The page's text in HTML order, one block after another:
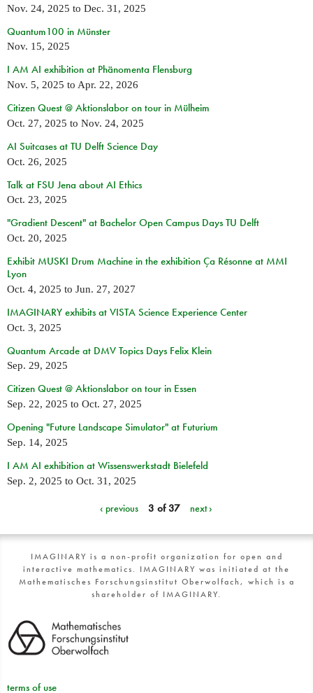
Nov. 24, 2025 to Dec. 31, 2025
Quantum100 in Münster
Nov. 15, 2025
I AM AI exhibition at Phänomenta Flensburg
Nov. 5, 2025 to Apr. 22, 2026
Citizen Quest @ Aktionslabor on tour in Mülheim
Oct. 27, 2025 to Nov. 24, 2025
AI Suitcases at TU Delft Science Day
Oct. 26, 2025
Talk at FSU Jena about AI Ethics
Oct. 23, 2025
"Gradient Descent" at Bachelor Open Campus Days TU Delft
Oct. 20, 2025
Exhibit MUSKI Drum Machine in the exhibition Ça Résonne at MMI
Lyon
Oct. 4, 2025 to Jun. 27, 2027
IMAGINARY exhibits at VISTA Science Experience Center
Oct. 3, 2025
Quantum Arcade at DMV Topics Days Felix Klein
Sep. 29, 2025
Citizen Quest @ Aktionslabor on tour in Essen
Sep. 22, 2025 to Oct. 27, 2025
Opening "Future Landscape Simulator" at Futurium
Sep. 14, 2025
I AM AI exhibition at Wissenswerkstadt Bielefeld
Sep. 2, 2025 to Oct. 31, 2025
‹ previous 3 of 37 next ›
IMAGINARY is a non-profit organization for open and
interactive mathematics. IMAGINARY was initiated at the
Mathematisches Forschungsinstitut Oberwolfach, which is a
shareholder of IMAGINARY.
terms of use